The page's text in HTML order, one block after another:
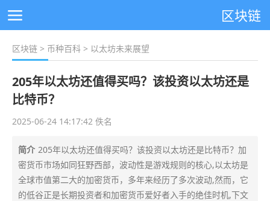
区块链
区块链 > 币种百科 > 以太坊未来展望
205年以太坊还值得买吗？该投资以太坊还是
比特币？
2025-06-24 14:17:42 佚名
简介 205年以太坊还值得买吗？该投资以太坊还是比特币？加
密货币市场如同狂野西部，波动性是游戏规则的核心,以太坊是
全球市值第二大的加密货币，多年来经历了多次波动,然而，它
的低谷正是长期投资者和加密货币爱好者入手的绝佳时机,下文